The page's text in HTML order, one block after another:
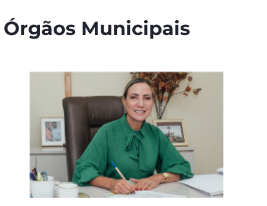
Órgãos Municipais